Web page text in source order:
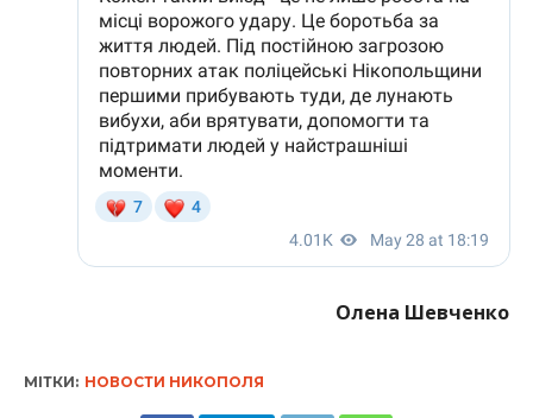
Олена Шевченко
МІТКИ: НОВОСТИ НИКОПОЛЯ